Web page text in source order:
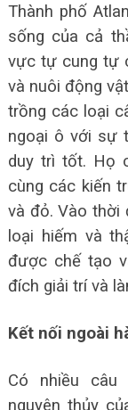
Thành phố
sống của cả
vực tự cung tự
và nuôi động
trồng các loại
ngoại ô với sự
duy trì tốt. Họ
cùng các kiến
và đỏ. Vào thời
loại hiếm và
được chế tạo
đích giải trí và
Kết nối ngoài
Có nhiều câu
nguyên thủy